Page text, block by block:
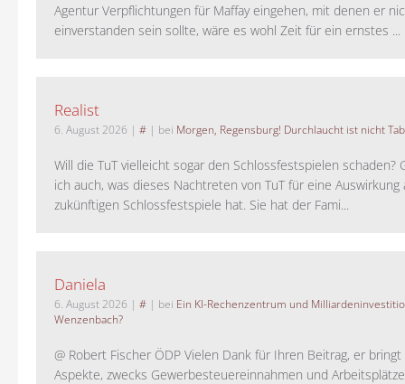
Agentur Verpflichtungen für Maffay eingehen, mit denen er
einverstanden sein sollte, wäre es wohl Zeit für ein ernstes ...
Realist
6. August 2026 | # | bei Morgen, Regensburg! Durchlaucht ist nicht
Will die TuT vielleicht sogar den Schlossfestspielen schaden?
ich auch, was dieses Nachtreten von TuT für eine Auswirkung
zukünftigen Schlossfestspiele hat. Sie hat der Fami...
Daniela
6. August 2026 | # | bei Ein KI-Rechenzentrum und
Wenzenbach?
@ Robert Fischer ÖDP Vielen Dank für Ihren Beitrag, er
Aspekte, zwecks Gewerbesteuereinnahmen und